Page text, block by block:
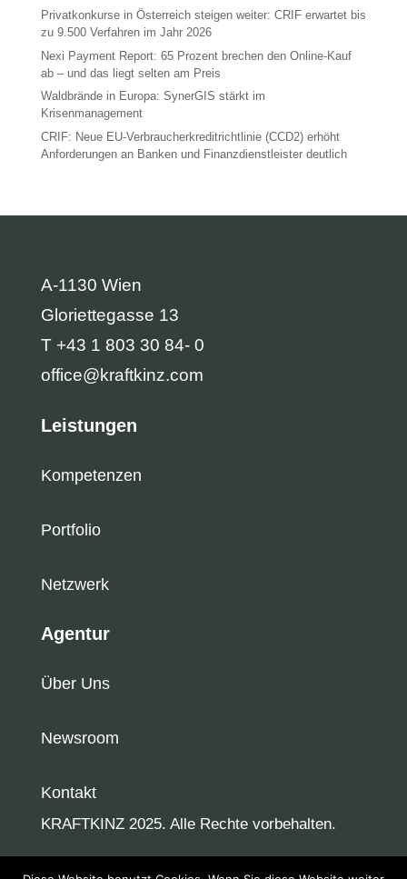
Privatkonkurse in Österreich steigen weiter: CRIF erwartet bis
zu 9.500 Verfahren im Jahr 2026
Nexi Payment Report: 65 Prozent brechen den Online-Kauf
ab – und das liegt selten am Preis
Waldbrände in Europa: SynerGIS stärkt im
Krisenmanagement
CRIF: Neue EU-Verbraucherkreditrichtlinie (CCD2) erhöht
Anforderungen an Banken und Finanzdienstleister deutlich
A-1130 Wien
Gloriettegasse 13
T +43 1 803 30 84- 0
office@kraftkinz.com
Leistungen
Kompetenzen
Portfolio
Netzwerk
Agentur
Über Uns
Newsroom
Kontakt
KRAFTKINZ 2025. Alle Rechte vorbehalten.